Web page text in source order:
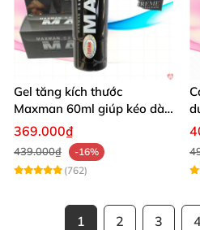
Gel tăng kích thước
Maxman 60ml giúp kéo dài
thời gian quan hệ hiệu quả
369.000₫
439.000₫
-16%
(762)
1 2 3